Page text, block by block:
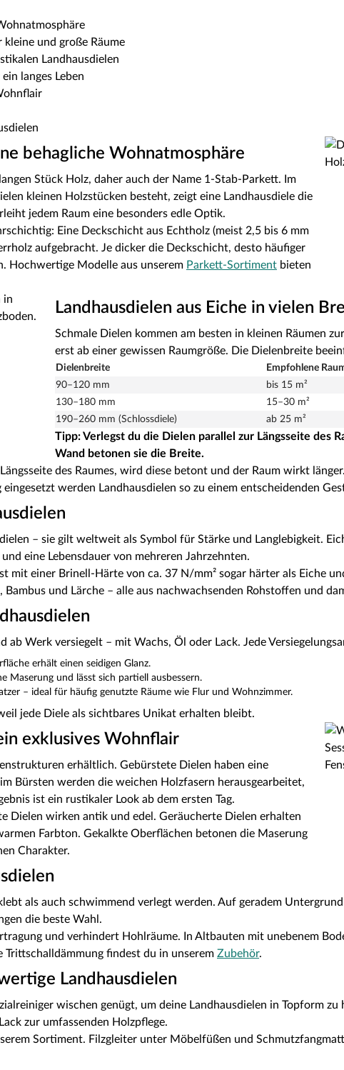
kleine und große Räume
Landhausdielen
langes Leben
behagliche Wohnatmosphäre
Stück Holz, daher auch der Name 1-Stab-Parkett. Im
kleinen Holzstücken besteht, zeigt eine Landhausdiele die
jedem Raum eine besonders edle Optik.
Eine Deckschicht aus Echtholz (meist 2,5 bis 6 mm
aufgebracht. Je dicker die Deckschicht, desto häufiger
Hochwertige Modelle aus unserem Parkett-Sortiment bieten
Landhausdielen aus Eiche in vielen
Schmale Dielen kommen am besten in kleinen Räumen
erst ab einer gewissen Raumgröße. Die Dielenbreite
Dielenbreite Empfohlene
90–120 mm
bis 15 m²
130–180 mm
15–30 m²
190–260 mm (Schlossdiele)
ab 25 m²
Tipp: Verlegst du die Dielen parallel zur Längsseite des
Wand betonen sie die Breite.
des Raumes, wird diese betont und der Raum wirkt
werden Landhausdielen so zu einem entscheidenden
– sie gilt weltweit als Symbol für Stärke und Langlebigkeit.
eine Lebensdauer von mehreren Jahrzehnten.
mit einer Brinell-Härte von ca. 37 N/mm² sogar härter als Eiche
und Lärche – alle aus nachwachsenden Rohstoffen und
ab Werk versiegelt – mit Wachs, Öl oder Lack. Jede
erhält einen seidigen Glanz.
Maserung und lässt sich partiell ausbessern.
– ideal für häufig genutzte Räume wie Flur und Wohnzimmer.
jede Diele als sichtbares Unikat erhalten bleibt.
exklusives Wohnflair
erhältlich. Gebürstete Dielen haben eine
Bürsten werden die weichen Holzfasern herausgearbeitet,
ist ein rustikaler Look ab dem ersten Tag.
Dielen wirken antik und edel. Geräucherte Dielen erhalten
Farbton. Gekalkte Oberflächen betonen die Maserung
Charakter.
als auch schwimmend verlegt werden. Auf geradem
die beste Wahl.
und verhindert Hohlräume. In Altbauten mit unebenem
Trittschalldämmung findest du in unserem Zubehör.
Landhausdielen
wischen genügt, um deine Landhausdielen in Topform zu
zur umfassenden Holzpflege.
Sortiment. Filzgleiter unter Möbelfüßen und